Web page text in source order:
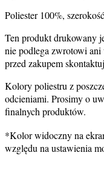
Poliester 100%,
Ten produkt drukowany
nie podlega zwrotowi
przed zakupem
Kolory poliestru z
odcieniami. Prosimy o
finalnych produktów.
*Kolor widoczny na
względu na ustawienia